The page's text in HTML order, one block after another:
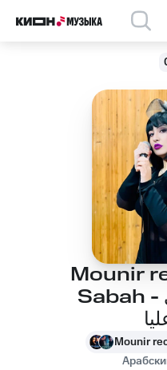
Mounir
Sabah - شكون هذي لي
Mounir